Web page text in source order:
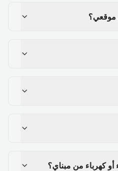
موقعي؟
كهرباء من مبناي؟